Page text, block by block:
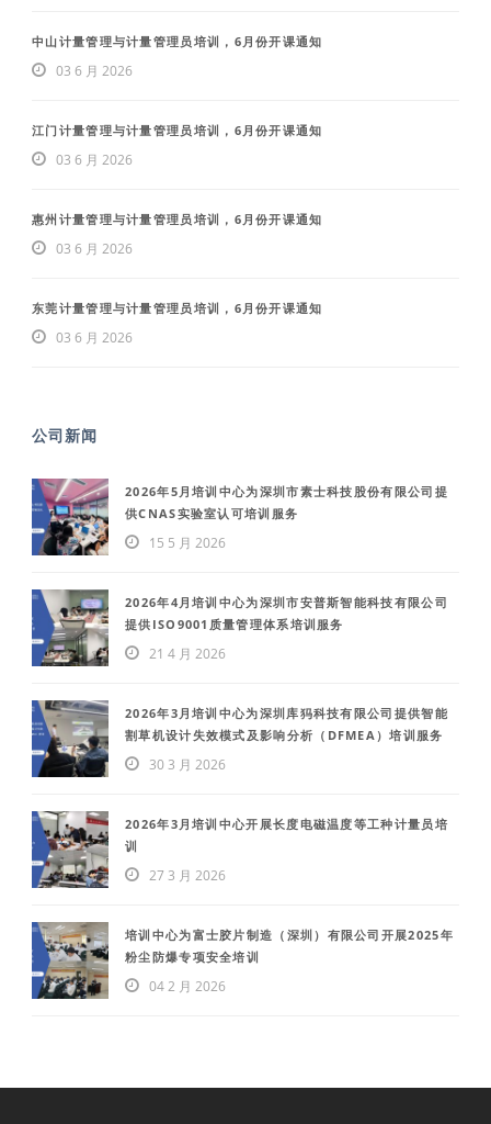
中山计量管理与计量管理员培训，6月份开课通知
03 6 月 2026
江门计量管理与计量管理员培训，6月份开课通知
03 6 月 2026
惠州计量管理与计量管理员培训，6月份开课通知
03 6 月 2026
东莞计量管理与计量管理员培训，6月份开课通知
03 6 月 2026
公司新闻
2026年5月培训中心为深圳市素士科技股份有限公司提
供CNAS实验室认可培训服务
15 5 月 2026
2026年4月培训中心为深圳市安普斯智能科技有限公司
提供ISO9001质量管理体系培训服务
21 4 月 2026
2026年3月培训中心为深圳库犸科技有限公司提供智能
割草机设计失效模式及影响分析（DFMEA）培训服务
30 3 月 2026
2026年3月培训中心开展长度电磁温度等工种计量员培
训
27 3 月 2026
培训中心为富士胶片制造（深圳）有限公司开展2025年
粉尘防爆专项安全培训
04 2 月 2026